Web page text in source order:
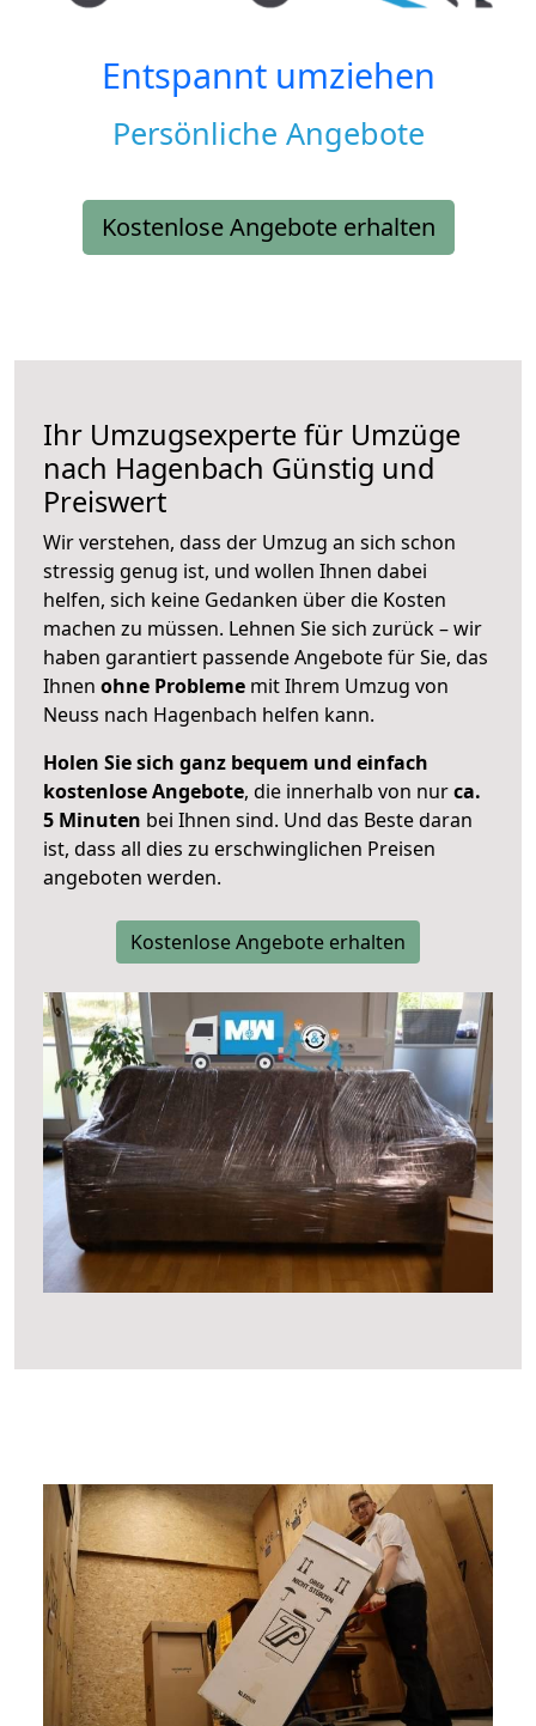
Entspannt umziehen
Persönliche Angebote
Kostenlose Angebote erhalten
Ihr Umzugsexperte für Umzüge
nach Hagenbach Günstig und
Preiswert
Wir verstehen, dass der Umzug an sich schon
stressig genug ist, und wollen Ihnen dabei
helfen, sich keine Gedanken über die Kosten
machen zu müssen. Lehnen Sie sich zurück – wir
haben garantiert passende Angebote für Sie, das
Ihnen ohne Probleme mit Ihrem Umzug von
Neuss nach Hagenbach helfen kann.
Holen Sie sich ganz bequem und einfach
kostenlose Angebote, die innerhalb von nurca.
5 Minuten bei Ihnen sind. Und das Beste daran
ist, dass all dies zu erschwinglichen Preisen
angeboten werden.
Kostenlose Angebote erhalten